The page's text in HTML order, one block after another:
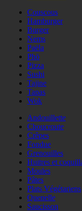
Couscous
Hamburger
Burger
Nems
Paëla
Phö
Pizza
Sushi
Tajine
Tapas
Wok
Andouillette
Choucroute
Crêpes
Fondue
Grenouilles
Huitres et
Moules
Pâtes
Plats Végétariens
Quenelle
Saucisson